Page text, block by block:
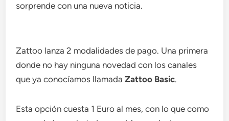
sorprende con una nueva noticia.
Zattoo lanza 2 modalidades de pago. Una primera
donde no hay ninguna novedad con los canales
que ya conocíamos llamadaZattoo Basic.
Esta opción cuesta 1 Euro al mes, con lo que como